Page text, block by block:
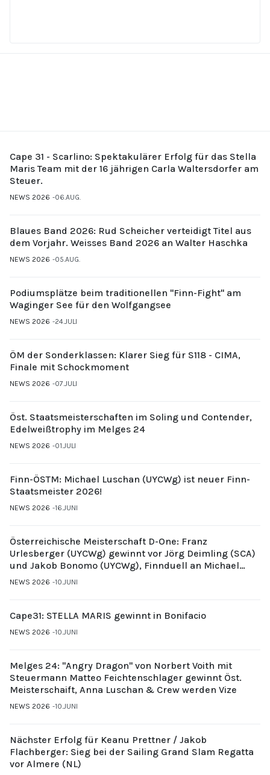
Cape 31 - Scarlino: Spektakulärer Erfolg für das Stella
Maris Team mit der 16 jährigen Carla Waltersdorfer am
Steuer.
NEWS 2026 06.AUG.
Blaues Band 2026: Rud Scheicher verteidigt Titel aus
dem Vorjahr. Weisses Band 2026 an Walter Haschka
NEWS 2026 05.AUG.
Podiumsplätze beim traditionellen "Finn-Fight" am
Waginger See für den Wolfgangsee
NEWS 2026 24.JULI
ÖM der Sonderklassen: Klarer Sieg für S118 - CIMA,
Finale mit Schockmoment
NEWS 2026 07.JULI
Öst. Staatsmeisterschaften im Soling und Contender,
Edelweißtrophy im Melges 24
NEWS 2026 01.JULI
Finn-ÖSTM: Michael Luschan (UYCWg) ist neuer Finn-
Staatsmeister 2026!
NEWS 2026 16.JUNI
Österreichische Meisterschaft D-One: Franz
Urlesberger (UYCWg) gewinnt vor Jörg Deimling (SCA)
und Jakob Bonomo (UYCWg), Finnduell an Michael
Gubi (UYCMo)
NEWS 2026 10.JUNI
Cape31: STELLA MARIS gewinnt in Bonifacio
NEWS 2026 10.JUNI
Melges 24: "Angry Dragon" von Norbert Voith mit
Steuermann Matteo Feichtenschlager gewinnt Öst.
Meisterschaift, Anna Luschan & Crew werden Vize
NEWS 2026 10.JUNI
Nächster Erfolg für Keanu Prettner / Jakob
Flachberger: Sieg bei der Sailing Grand Slam Regatta
vor Almere (NL)